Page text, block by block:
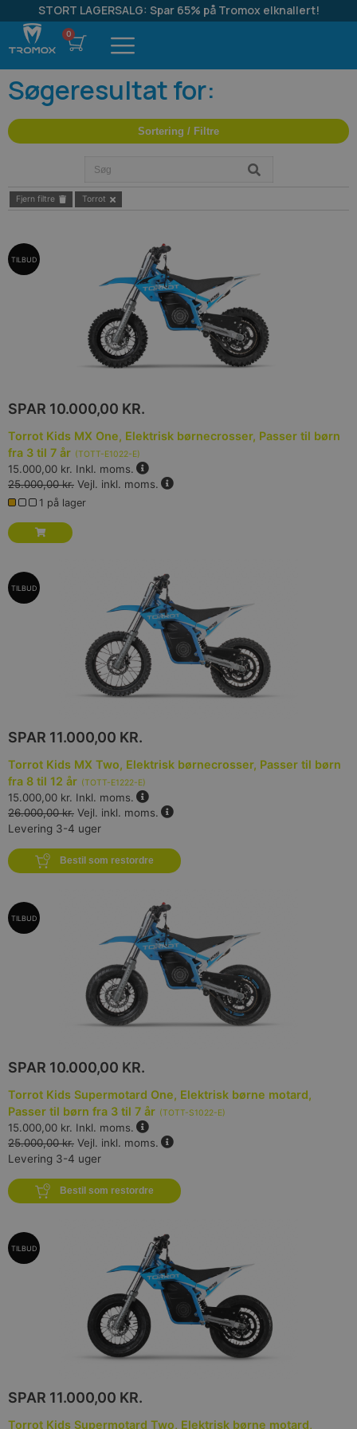
STORT LAGERSALG: Spar 65% på Tromox elknallert!
Søgeresultat for:
Sortering / Filtre
Fjern filtre Torrot
TILBUD
SPAR 10.000,00 KR.
Torrot Kids MX One, Elektrisk børnecrosser, Passer til børn
fra 3 til 7 år (TOTT-E1022-E)
15.000,00 kr. Inkl. moms.
25.000,00 kr. Vejl. inkl. moms.
1 på lager
TILBUD
SPAR 11.000,00 KR.
Torrot Kids MX Two, Elektrisk børnecrosser, Passer til børn
fra 8 til 12 år (TOTT-E1222-E)
15.000,00 kr. Inkl. moms.
26.000,00 kr. Vejl. inkl. moms.
Levering 3-4 uger
Bestil som restordre
TILBUD
SPAR 10.000,00 KR.
Torrot Kids Supermotard One, Elektrisk børne motard,
Passer til børn fra 3 til 7 år (TOTT-S1022-E)
15.000,00 kr. Inkl. moms.
25.000,00 kr. Vejl. inkl. moms.
Levering 3-4 uger
Bestil som restordre
TILBUD
SPAR 11.000,00 KR.
Torrot Kids Supermotard Two, Elektrisk børne motard,